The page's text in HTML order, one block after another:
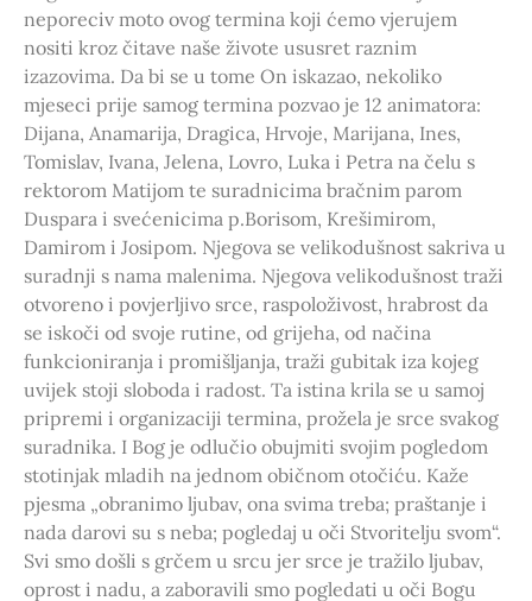
neporeciv moto ovog termina koji ćemo vjerujem
nositi kroz čitave naše živote ususret raznim
izazovima. Da bi se u tome On iskazao, nekoliko
mjeseci prije samog termina pozvao je 12 animatora:
Dijana, Anamarija, Dragica, Hrvoje, Marijana, Ines,
Tomislav, Ivana, Jelena, Lovro, Luka i Petra na čelu s
rektorom Matijom te suradnicima bračnim parom
Duspara i svećenicima p.Borisom, Krešimirom,
Damirom i Josipom. Njegova se velikodušnost sakriva u
suradnji s nama malenima. Njegova velikodušnost traži
otvoreno i povjerljivo srce, raspoloživost, hrabrost da
se iskoči od svoje rutine, od grijeha, od načina
funkcioniranja i promišljanja, traži gubitak iza kojeg
uvijek stoji sloboda i radost. Ta istina krila se u samoj
pripremi i organizaciji termina, prožela je srce svakog
suradnika. I Bog je odlučio obujmiti svojim pogledom
stotinjak mladih na jednom običnom otočiću. Kaže
pjesma „obranimo ljubav, ona svima treba; praštanje i
nada darovi su s neba; pogledaj u oči Stvoritelju svom“.
Svi smo došli s grčem u srcu jer srce je tražilo ljubav,
oprost i nadu, a zaboravili smo pogledati u oči Bogu